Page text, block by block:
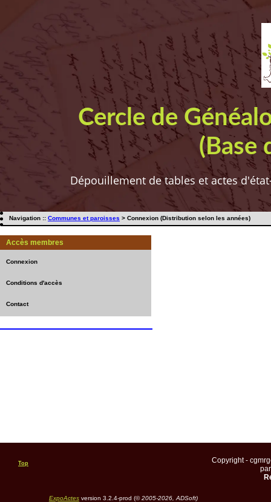
Cercle de
(Base
Dépouillement de tables et actes
Navigation :: Communes et paroisses > Connexion (Distribution selon les années)
Accès membres
Connexion
Conditions d'accès
Contact
Top
Copyright -
ExpoActesversion 3.2.4-prod (©2005-2026, ADSoft)